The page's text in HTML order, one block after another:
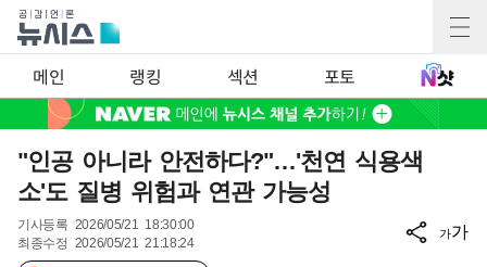
메인 랭킹 섹션 포토
"인공 아니라 안전하다?"…'천연 식용색
소'도 질병 위험과 연관 가능성
기사등록 2026/05/21 18:30:00
최종수정 2026/05/21 21:18:24
가가